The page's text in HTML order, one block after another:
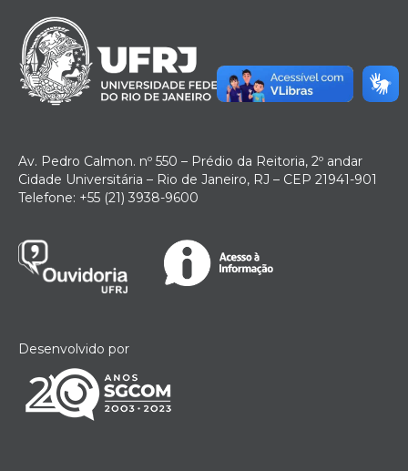
Av. Pedro Calmon. nº 550 – Prédio da Reitoria, 2º andar
Cidade Universitária – Rio de Janeiro, RJ – CEP 21941-901
Telefone: +55 (21) 3938-9600
Desenvolvido por